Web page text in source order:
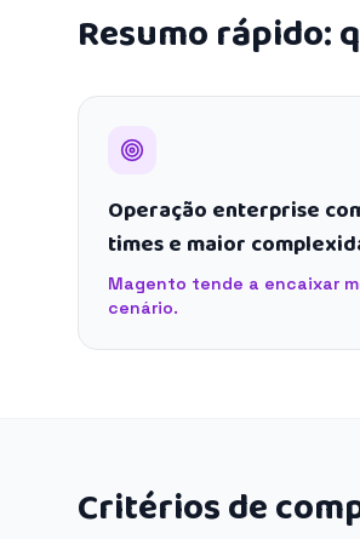
Resumo rápido:
Operação enterprise
times e maior
Magento tende a encaixar
cenário.
Critérios de